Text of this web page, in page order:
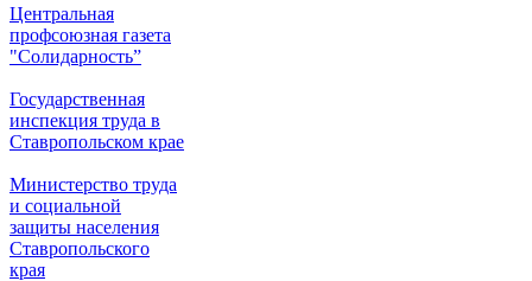
Центральная
профсоюзная газета
"Солидарность”
Государственная
инспекция труда в
Ставропольском крае
Министерство труда
и социальной
защиты населения
Ставропольского
края